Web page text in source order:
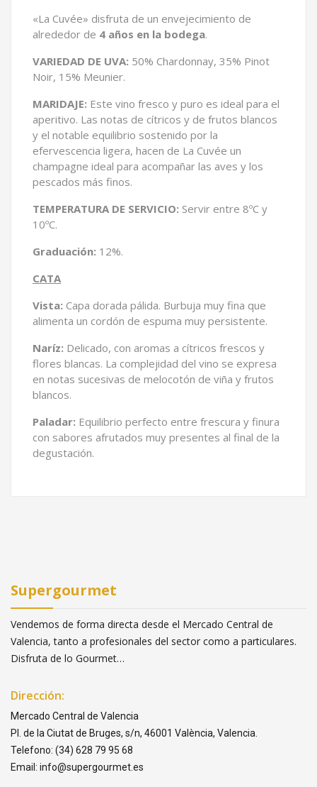
«La Cuvée» disfruta de un envejecimiento de
alrededor de 4 años en la bodega.
VARIEDAD DE UVA: 50% Chardonnay, 35% Pinot
Noir, 15% Meunier.
MARIDAJE: Este vino fresco y puro es ideal para el
aperitivo. Las notas de cítricos y de frutos blancos
y el notable equilibrio sostenido por la
efervescencia ligera, hacen de La Cuvée un
champagne ideal para acompañar las aves y los
pescados más finos.
TEMPERATURA DE SERVICIO: Servir entre 8ºC y
10ºC.
Graduación: 12%.
CATA
Vista: Capa dorada pálida. Burbuja muy fina que
alimenta un cordón de espuma muy persistente.
Naríz: Delicado, con aromas a cítricos frescos y
flores blancas. La complejidad del vino se expresa
en notas sucesivas de melocotón de viña y frutos
blancos.
Paladar: Equilibrio perfecto entre frescura y finura
con sabores afrutados muy presentes al final de la
degustación.
Supergourmet
Vendemos de forma directa desde el Mercado Central de
Valencia, tanto a profesionales del sector como a particulares.
Disfruta de lo Gourmet…
Dirección:
Mercado Central de Valencia
Pl. de la Ciutat de Bruges, s/n, 46001 València, Valencia.
Telefono: (34) 628 79 95 68
Email: info@supergourmet.es